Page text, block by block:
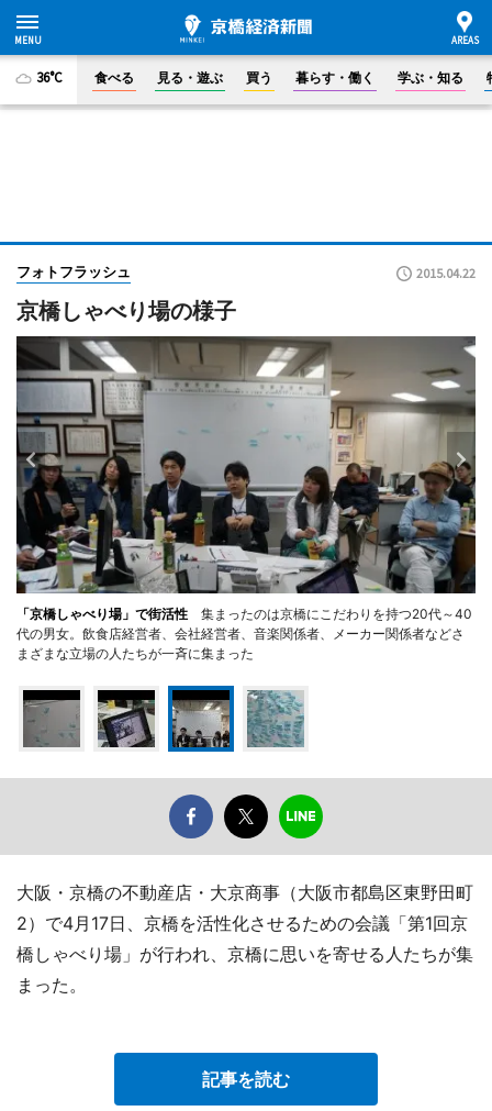
36°C 食べる 見る・遊ぶ 買う 暮らす・働く 学ぶ・知る
フォトフラッシュ 2015.04.22
京橋しゃべり場の様子
「京橋しゃべり場」で街活性 集まったのは京橋にこだわりを持つ20代～40
代の男女。飲食店経営者、会社経営者、音楽関係者、メーカー関係者などさ
まざまな立場の人たちが一斉に集まった
大阪・京橋の不動産店・大京商事（大阪市都島区東野田町
2）で4月17日、京橋を活性化させるための会議「第1回京
橋しゃべり場」が行われ、京橋に思いを寄せる人たちが集
まった。
記事を読む